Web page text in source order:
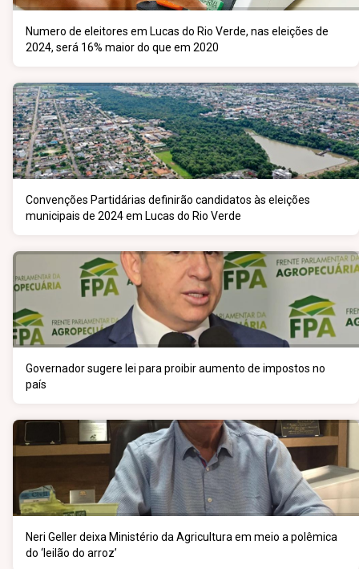
Numero de eleitores em Lucas do Rio Verde, nas eleições de
2024, será 16% maior do que em 2020
Convenções Partidárias definirão candidatos às eleições
municipais de 2024 em Lucas do Rio Verde
Governador sugere lei para proibir aumento de impostos no
país
Neri Geller deixa Ministério da Agricultura em meio a polêmica
do ‘leilão do arroz’